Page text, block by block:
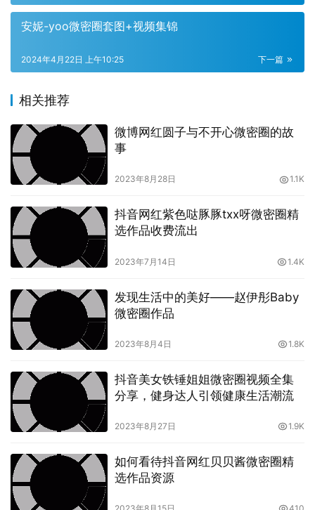
而付费圈子作品合集，则是微密圈中最珍贵的资源之一。在
这些付费圈子里，您将能够获得来自顶尖厨师和美食达人们
的独家秘籍和精品课程。他们将自己多年来的厨艺经验和心
得分享给大家，让您能够轻松掌握各种高级菜肴的制作技
巧，提升自己的厨艺水平。
这些付费圈子作品合集，汇集了各个领域的美食大师，涵盖
了中华传统美食、西方烹饪技巧、甜点制作、饮品调配等诸
多方面。无论您是想要学习传统中式烹饪，还是想要探索创
意西餐的制作方法，这里都能够满足您的需求。更重要的
是，这些付费圈子作品合集是经过精心筛选和整理的，质量
上乘，内容丰富，绝对物超所值。
因此，如果您想要掌握最新最美味的美食秘籍，提升自己的
安妮-yoo微密圈套图+视频集锦
下一篇
2024年4月22日 上午10:25
相关推荐
微博网红圆子与不开心微密圈的故
事
2023年8月28日 1.1K
抖音网红紫色哒豚豚txx呀微密圈精
选作品收费流出
2023年7月14日 1.4K
发现生活中的美好——赵伊彤Baby
微密圈作品
2023年8月4日 1.8K
抖音美女铁锤姐姐微密圈视频全集
分享，健身达人引领健康生活潮流
2023年8月27日 1.9K
如何看待抖音网红贝贝酱微密圈精
选作品资源